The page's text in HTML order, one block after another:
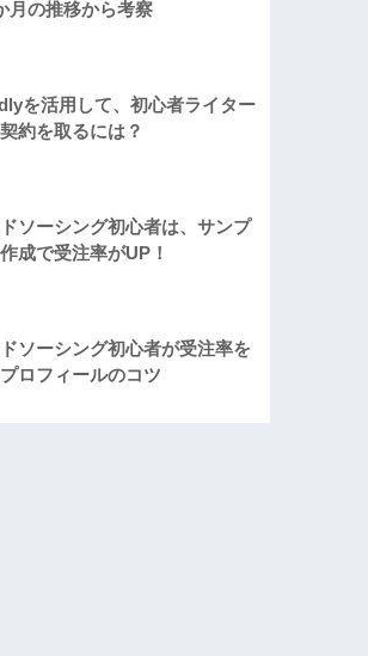
月の推移から考察
を活用して、初心者ライター
約を取るには？
ソーシング初心者は、サンプ
成で受注率がUP！
ソーシング初心者が受注率を
プロフィールのコツ